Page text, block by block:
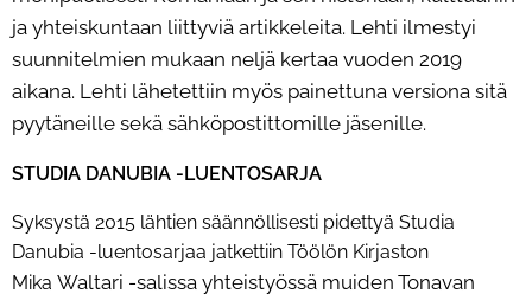
ja yhteiskuntaan liittyviä artikkeleita. Lehti ilmestyi
suunnitelmien mukaan neljä kertaa vuoden 2019
aikana. Lehti lähetettiin myös painettuna versiona sitä
pyytäneille sekä sähköpostittomille jäsenille.
STUDIA DANUBIA -LUENTOSARJA
Syksystä 2015 lähtien säännöllisesti pidettyä Studia
Danubia -luentosarjaa jatkettiin Töölön Kirjaston
Mika Waltari -salissa yhteistyössä muiden Tonavan